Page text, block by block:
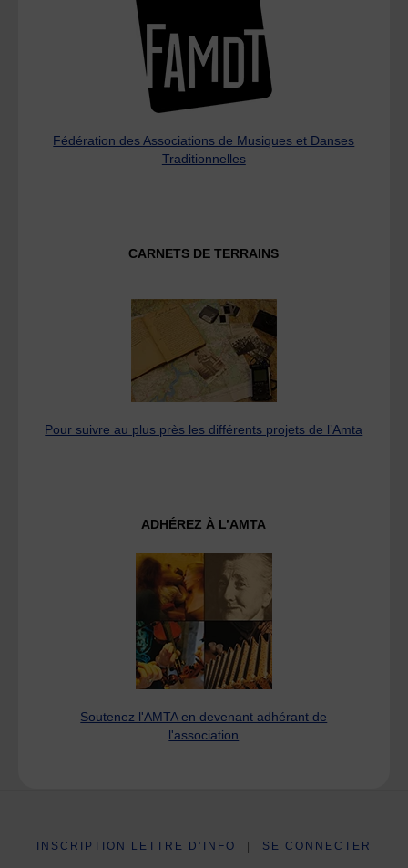
Fédération des Associations de Musiques et Danses
Traditionnelles
CARNETS DE TERRAINS
Pour suivre au plus près les différents projets de l’Amta
ADHÉREZ À L’AMTA
Soutenez l'AMTA en devenant adhérant de
l'association
INSCRIPTION LETTRE D’INFO SE CONNECTER